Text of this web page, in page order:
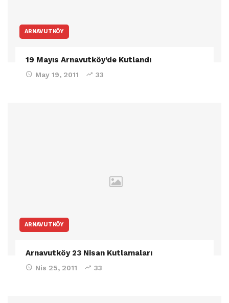
ARNAVUTKÖY
19 Mayıs Arnavutköy’de Kutlandı
May 19, 2011 33
ARNAVUTKÖY
Arnavutköy 23 Nisan Kutlamaları
Nis 25, 2011 33